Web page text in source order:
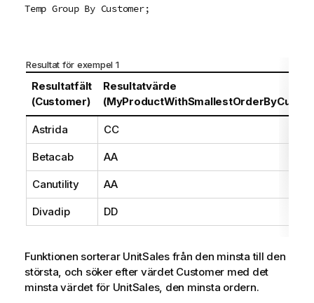
Temp Group By Customer;
Resultat för exempel 1
Resultatfält
(Customer)
Resultatvärde
Astrida CC
Betacab AA
Canutility AA
Divadip DD
Funktionen sorterar UnitSalesfrån den minsta till den
största, och söker efter värdet Customer med det
minsta värdet för UnitSales, den minsta ordern.